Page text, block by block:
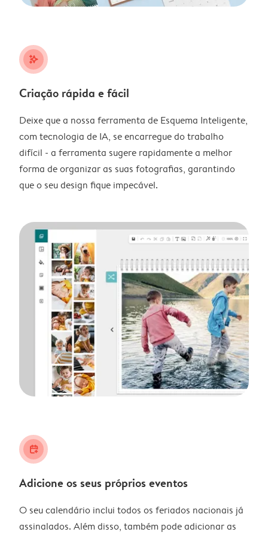
stars_plus
Criação rápida e fácil
Deixe que a nossa ferramenta de Esquema Inteligente,
com tecnologia de IA, se encarregue do trabalho
difícil - a ferramenta sugere rapidamente a melhor
forma de organizar as suas fotografias, garantindo
que o seu design fique impecável.
calendar_plus
Adicione os seus próprios eventos
O seu calendário inclui todos os feriados nacionais já
assinalados. Além disso, também pode adicionar as